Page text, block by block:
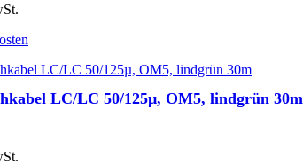
LC/LC 50/125µ, OM5, lindgrün 30m